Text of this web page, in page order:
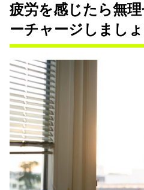
疲労を感じたら無
ーチャージしましょ